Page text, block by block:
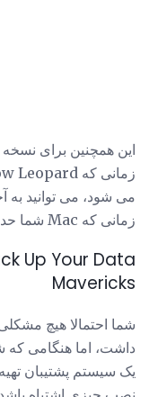
این همچنین برای
می شود، می توانید
زمانی که Mac شما حداقل الزامات را برآورده کند.
Mavericks
داشت، اما هنگامی که
یک سیستم پشتیبان